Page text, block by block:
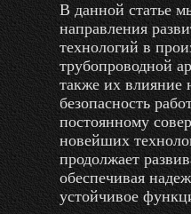
В данной статье
направления
технологий в
трубопроводной
также их влияние
безопасность
постоянному
новейших
продолжает
обеспечивая
устойчивое